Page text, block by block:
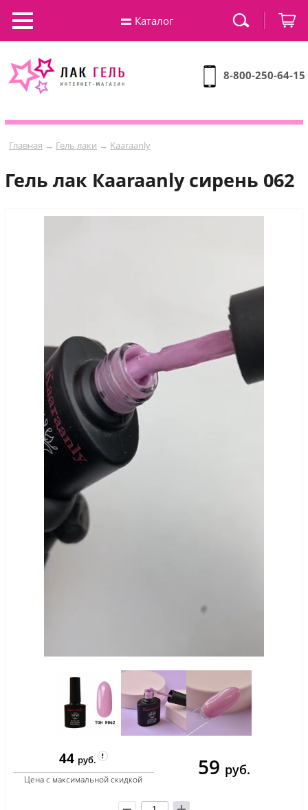
8-800-250-64-15
Главная → Гель лаки → Kaaraanly
Гель лак Кaaraanly сирень 062
44 руб.
Цена с максимальной скидкой 59 руб.
Каталог